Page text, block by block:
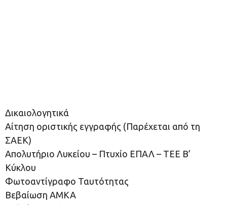
Δικαιολογητικά
Αίτηση οριστικής εγγραφής (Παρέχεται από τη
ΣΑΕΚ)
Απολυτήριο Λυκείου – Πτυχίο ΕΠΑΛ – ΤΕΕ Β’
Κύκλου
Φωτοαντίγραφο Ταυτότητας
Βεβαίωση ΑΜΚΑ